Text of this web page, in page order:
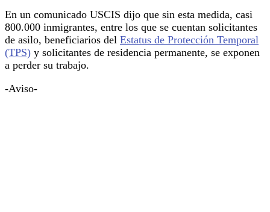
En un comunicado USCIS dijo que sin esta medida, casi
800.000 inmigrantes, entre los que se cuentan solicitantes
de asilo, beneficiarios del Estatus de Protección Temporal
(TPS) y solicitantes de residencia permanente, se exponen
a perder su trabajo.
-Aviso-